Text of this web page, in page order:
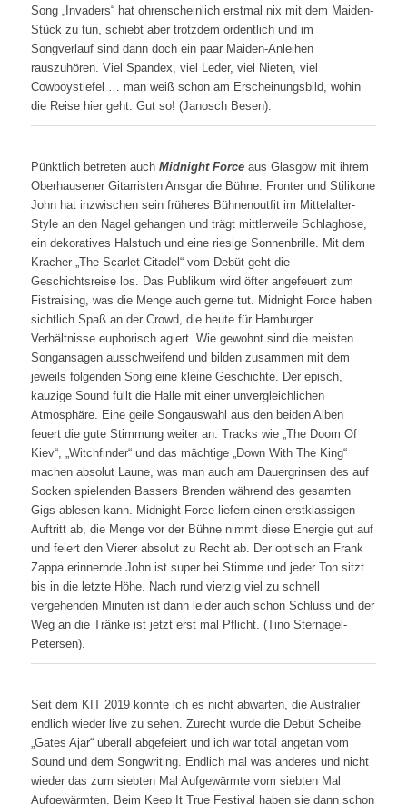
Song „Invaders“ hat ohrenscheinlich erstmal nix mit dem Maiden-
Stück zu tun, schiebt aber trotzdem ordentlich und im
Songverlauf sind dann doch ein paar Maiden-Anleihen
rauszuhören. Viel Spandex, viel Leder, viel Nieten, viel
Cowboystiefel … man weiß schon am Erscheinungsbild, wohin
die Reise hier geht. Gut so! (Janosch Besen).
Pünktlich betreten auch Midnight Forceaus Glasgow mit ihrem
Oberhausener Gitarristen Ansgar die Bühne. Fronter und Stilikone
John hat inzwischen sein früheres Bühnenoutfit im Mittelalter-
Style an den Nagel gehangen und trägt mittlerweile Schlaghose,
ein dekoratives Halstuch und eine riesige Sonnenbrille. Mit dem
Kracher „The Scarlet Citadel“ vom Debüt geht die
Geschichtsreise los. Das Publikum wird öfter angefeuert zum
Fistraising, was die Menge auch gerne tut. Midnight Force haben
sichtlich Spaß an der Crowd, die heute für Hamburger
Verhältnisse euphorisch agiert. Wie gewohnt sind die meisten
Songansagen ausschweifend und bilden zusammen mit dem
jeweils folgenden Song eine kleine Geschichte. Der episch,
kauzige Sound füllt die Halle mit einer unvergleichlichen
Atmosphäre. Eine geile Songauswahl aus den beiden Alben
feuert die gute Stimmung weiter an. Tracks wie „The Doom Of
Kiev“, „Witchfinder“ und das mächtige „Down With The King“
machen absolut Laune, was man auch am Dauergrinsen des auf
Socken spielenden Bassers Brenden während des gesamten
Gigs ablesen kann. Midnight Force liefern einen erstklassigen
Auftritt ab, die Menge vor der Bühne nimmt diese Energie gut auf
und feiert den Vierer absolut zu Recht ab. Der optisch an Frank
Zappa erinnernde John ist super bei Stimme und jeder Ton sitzt
bis in die letzte Höhe. Nach rund vierzig viel zu schnell
vergehenden Minuten ist dann leider auch schon Schluss und der
Weg an die Tränke ist jetzt erst mal Pflicht. (Tino Sternagel-
Petersen).
Seit dem KIT 2019 konnte ich es nicht abwarten, die Australier
endlich wieder live zu sehen. Zurecht wurde die Debüt Scheibe
„Gates Ajar“ überall abgefeiert und ich war total angetan vom
Sound und dem Songwriting. Endlich mal was anderes und nicht
wieder das zum siebten Mal Aufgewärmte vom siebten Mal
Aufgewärmten. Beim Keep It True Festival haben sie dann schon